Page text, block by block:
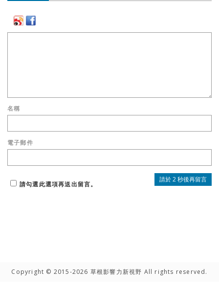
名稱
電子郵件
請勾選此選項再送出留言。
Copyright © 2015-2026 草根影響力新視野 All rights reserved.